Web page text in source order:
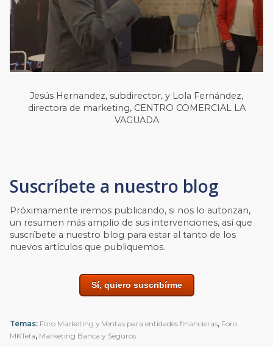
Jesús Hernandez, subdirector, y Lola Fernández,
directora de marketing, CENTRO COMERCIAL LA
VAGUADA
Suscríbete a nuestro blog
Próximamente iremos publicando, si nos lo autorizan,
un resumen más amplio de sus intervenciones, así que
suscríbete a nuestro blog para estar al tanto de los
nuevos artículos que publiquemos.
Sí, quiero suscribírme
Temas: Foro Marketing y Ventas para entidades financieras, Foro
MKTefa, Marketing Banca y Seguros